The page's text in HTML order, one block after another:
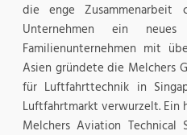
die enge Zusammenarbeit
Unternehmen ein
Familienunternehmen mit
Asien gründete die Melchers
für Luftfahrttechnik in
Luftfahrtmarkt verwurzelt. Ein
Melchers Aviation Technical